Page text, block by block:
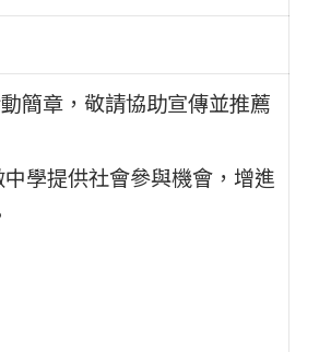
簡章，敬請協助宣傳並推薦
學提供社會參與機會，增進